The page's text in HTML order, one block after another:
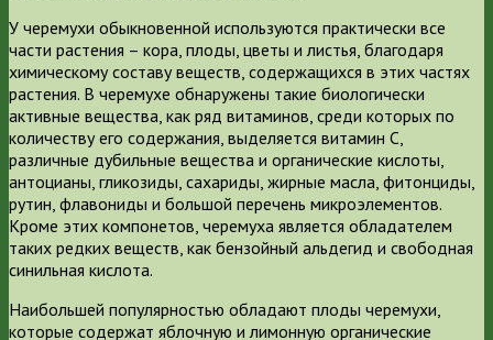
У черемухи обыкновенной используются практически все
части растения – кора, плоды, цветы и листья, благодаря
химическому составу веществ, содержащихся в этих частях
растения. В черемухе обнаружены такие биологически
активные вещества, как ряд витаминов, среди которых по
количеству его содержания, выделяется витамин С,
различные дубильные вещества и органические кислоты,
антоцианы, гликозиды, сахариды, жирные масла, фитонциды,
рутин, флавониды и большой перечень микроэлементов.
Кроме этих компонетов, черемуха является обладателем
таких редких веществ, как бензойный альдегид и свободная
синильная кислота.
Наибольшей популярностью обладают плоды черемухи,
которые содержат яблочную и лимонную органические